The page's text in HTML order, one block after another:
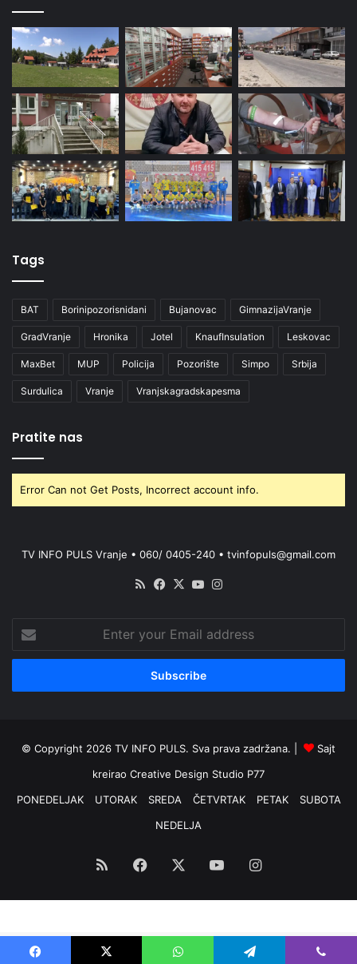
Tags
BAT Borinipozorisnidani Bujanovac GimnazijaVranje
GradVranje Hronika Jotel KnaufInsulation Leskovac
MaxBet MUP Policija Pozorište Simpo Srbija
Surdulica Vranje Vranjskagradskapesma
Pratite nas
Error Can not Get Posts, Incorrect account info.
TV INFO PULS Vranje • 060/ 0405-240 • tvinfopuls@gmail.com
RSS Facebook
X YouTube
your
Email
© Copyright 2026 TV INFO PULS. Sva prava zadržana. |
Sajt
kreirao Creative Design Studio P77
PONEDELJAK
UTORAK SREDA ČETVRTAK PETAK
SUBOTA
NEDELJA
RSS Facebook YouTubeInstagram
Optimized by Seraphinite Accelerator
Turns on site high speed to be attractive for people and search engines.